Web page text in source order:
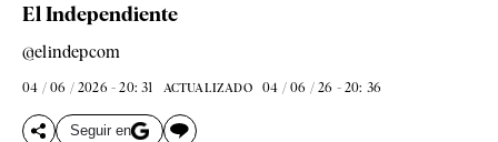
El Independiente
@elindepcom
04 / 06 / 2026 - 20: 31 ACTUALIZADO 04 / 06 / 26 - 20: 36
Seguir en